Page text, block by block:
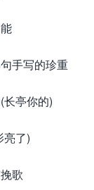
手写的珍重
长亭你的)
亮了)
歌